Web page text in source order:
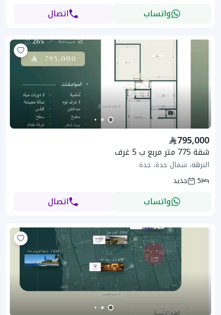
واتساب اتصال
795,000
شقة 775 متر مربع ب 5 غرف
النزهة، شمال جدة، جدة
5
جديد
واتساب اتصال